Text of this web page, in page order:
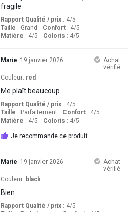
fragile
Rapport Qualité / prix: 4/5
Taille : Grand Confort: 4/5
Matière : 4/5 Coloris : 4/5
Marie 19 janvier 2026
Achat
vérifié
Couleur: red
Me plaît beaucoup
Rapport Qualité / prix: 4/5
Taille : Parfaitement Confort: 4/5
Matière : 4/5 Coloris : 4/5
Je recommande ce produit
Marie 19 janvier 2026
Achat
vérifié
Couleur: black
Bien
Rapport Qualité / prix: 4/5